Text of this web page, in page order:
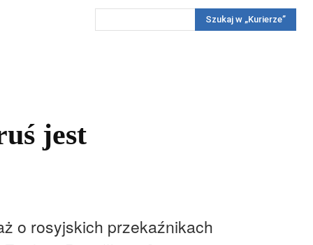
Reportaż KonkursyWięcej
Szukaj w „Kurierze”
jest
o rosyjskich przekaźnikach